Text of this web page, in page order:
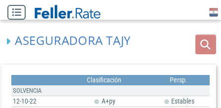
ASEGURADORA TAJY
Clasificación Persp.
SOLVENCIA
12-10-22 A+py
Estables